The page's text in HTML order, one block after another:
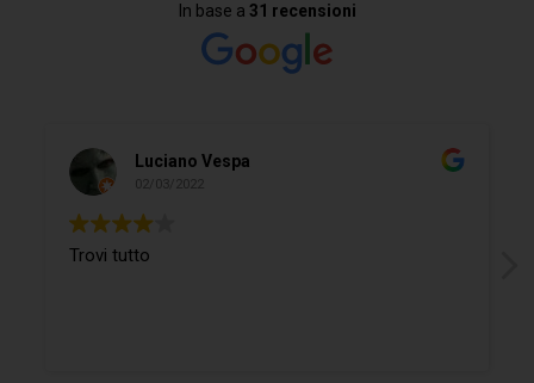
In base a 31 recensioni
Luciano Vespa
02/03/2022
Trovi tutto